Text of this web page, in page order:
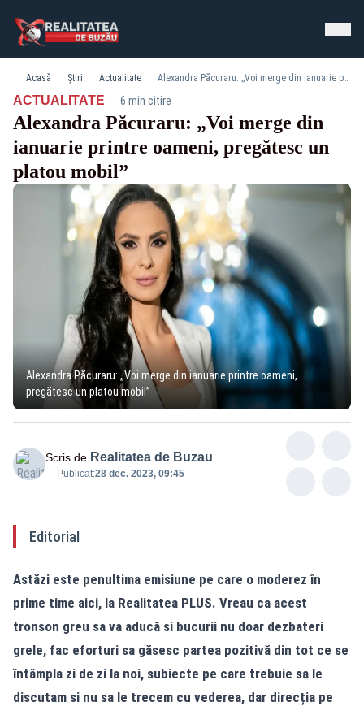
Acasă Știri Actualitate Alexandra Păcuraru: „Voi merge din ianuarie printre oameni, pregătesc un platou mobil”
ACTUALITATE· 6 min citire
Alexandra Păcuraru: „Voi merge din
ianuarie printre oameni, pregătesc un
platou mobil”
Alexandra Păcuraru: „Voi merge din ianuarie printre oameni,
pregătesc un platou mobil”
Scris de Realitatea de Buzau
Publicat:28 dec. 2023, 09:45
Editorial
Astăzi este penultima emisiune pe care o moderez în
prime time aici, la Realitatea PLUS. Vreau ca acest
tronson greu sa va aducă si bucurii nu doar dezbateri
grele, fac eforturi sa găsesc partea pozitivă din tot ce se
întâmpla zi de zi la noi, subiecte pe care trebuie sa le
discutam si nu sa le trecem cu vederea, dar direcția pe